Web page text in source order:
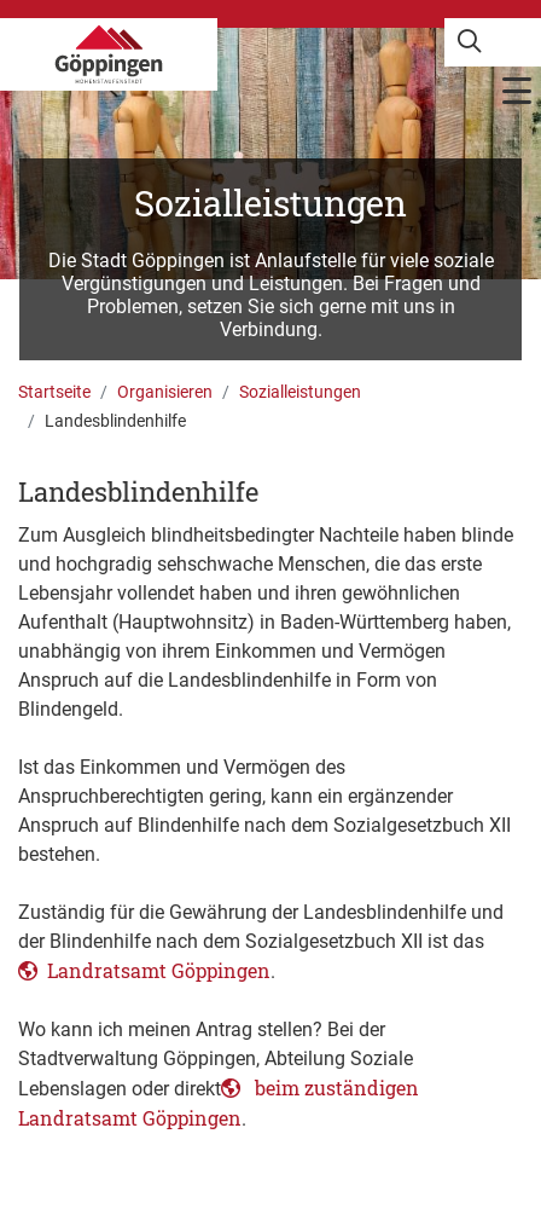
Sozialleistungen
Die Stadt Göppingen ist Anlaufstelle für viele soziale
Vergünstigungen und Leistungen. Bei Fragen und
Problemen, setzen Sie sich gerne mit uns in
Verbindung.
Startseite Organisieren
Sozialleistungen
Landesblindenhilfe
Landesblindenhilfe
Zum Ausgleich blindheitsbedingter Nachteile haben blinde
und hochgradig sehschwache Menschen, die das erste
Lebensjahr vollendet haben und ihren gewöhnlichen
Aufenthalt (Hauptwohnsitz) in Baden-Württemberg haben,
unabhängig von ihrem Einkommen und Vermögen
Anspruch auf die Landesblindenhilfe in Form von
Blindengeld.
Ist das Einkommen und Vermögen des
Anspruchberechtigten gering, kann ein ergänzender
Anspruch auf Blindenhilfe nach dem Sozialgesetzbuch XII
bestehen.
Zuständig für die Gewährung der Landesblindenhilfe und
der Blindenhilfe nach dem Sozialgesetzbuch XII ist das
Landratsamt Göppingen.
Wo kann ich meinen Antrag stellen? Bei der
Stadtverwaltung Göppingen, Abteilung Soziale
Lebenslagen oder direkt
beim zuständigen
Landratsamt Göppingen.